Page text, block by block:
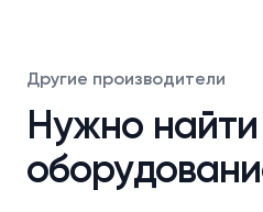
Другие производители
Нужно